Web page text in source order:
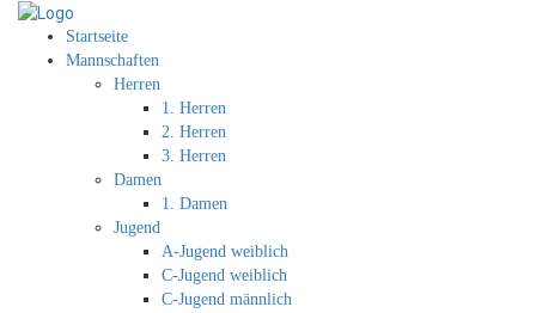
Startseite
Mannschaften
Herren
1. Herren
2. Herren
3. Herren
Damen
1. Damen
Jugend
A-Jugend weiblich
C-Jugend weiblich
C-Jugend männlich